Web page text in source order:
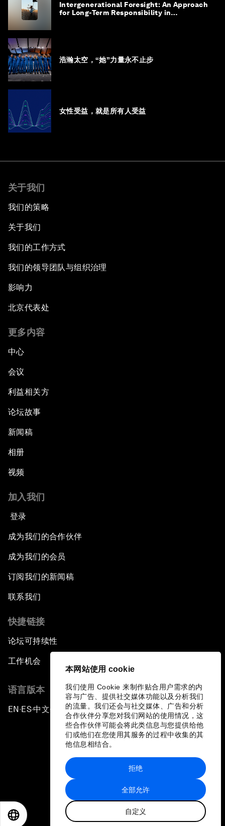
本网站使用 cookie
我们使用 Cookie 来制作贴合用户需求的内
容与广告、提供社交媒体功能以及分析我们
的流量。我们还会与社交媒体、广告和分析
合作伙伴分享您对我们网站的使用情况，这
些合作伙伴可能会将此类信息与您提供给他
们或他们在您使用其服务的过程中收集的其
他信息相结合。
全部允许
自定义
拒绝
Intergenerational Foresight: An Approach
for Long-Term Responsibility in
浩瀚太空，“她”力量永不止步
女性受益，就是所有人受益
关于我们
我们的策略
关于我们
我们的工作方式
我们的领导团队与组织治理
影响力
北京代表处
更多内容
中心
会议
利益相关方
论坛故事
新闻稿
相册
视频
加入我们
登录
成为我们的合作伙伴
成为我们的会员
订阅我们的新闻稿
联系我们
快捷链接
论坛可持续性
工作机会
语言版本
EN ▪ ES▪中文▪ 日本語
站点地图
世界经济论坛